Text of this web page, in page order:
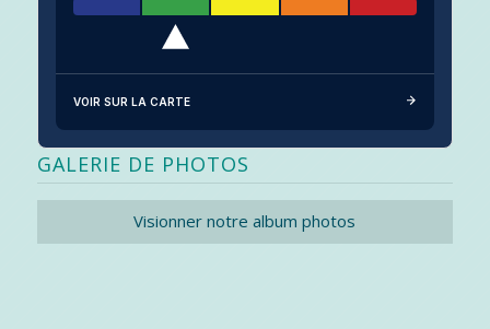
VOIR SUR LA CARTE
GALERIE DE PHOTOS
Visionner notre album photos